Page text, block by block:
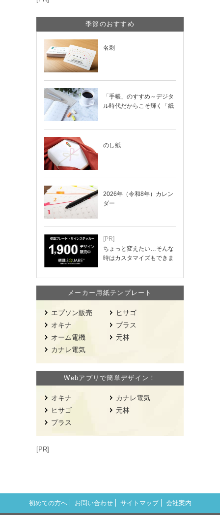
季節のおすすめ
名刺
「手帳」のすすめ～デジタ
ル時代だからこそ輝く「紙
のし紙
2026年（令和8年）カレン
ダー
[PR]
ちょっと変えたい…そんな
時はカスタマイズもできま
メーカー用紙テンプレート
エプソン販売
オキナ
オーム電機
カナレ電気
ヒサゴ
プラス
元林
Webアプリで簡単デザイン！
オキナ
ヒサゴ
プラス
カナレ電気
元林
[PR]
初めての方へ お問い合わせ サイトマップ 会社案内